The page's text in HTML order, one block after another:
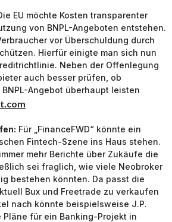
EU möchte Kosten transparenter
von BNPL-Angeboten entstehen.
vor Überschuldung durch
Hierfür einigte man sich nun
Neben der Offenlegung
auch besser prüfen, ob
Angebot überhaupt leisten
Für „FinanceFWD“ könnte ein
Fintech-Szene ins Haus stehen.
mehr Berichte über Zukäufe die
sei fraglich, wie viele Neobroker
bestehen könnten. Da passt die
Bux und Freetrade zu verkaufen
nach könnte beispielsweise J.P.
für ein Banking-Projekt in